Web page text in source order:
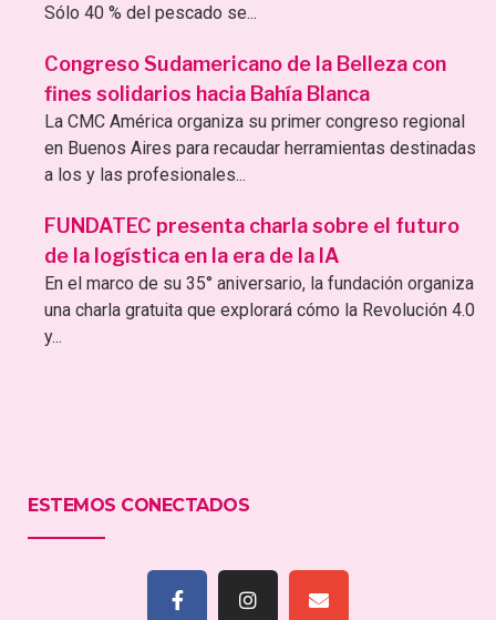
Sólo 40 % del pescado se...
Congreso Sudamericano de la Belleza con
fines solidarios hacia Bahía Blanca
La CMC América organiza su primer congreso regional
en Buenos Aires para recaudar herramientas destinadas
a los y las profesionales...
FUNDATEC presenta charla sobre el futuro
de la logística en la era de la IA
En el marco de su 35° aniversario, la fundación organiza
una charla gratuita que explorará cómo la Revolución 4.0
y...
ESTEMOS CONECTADOS